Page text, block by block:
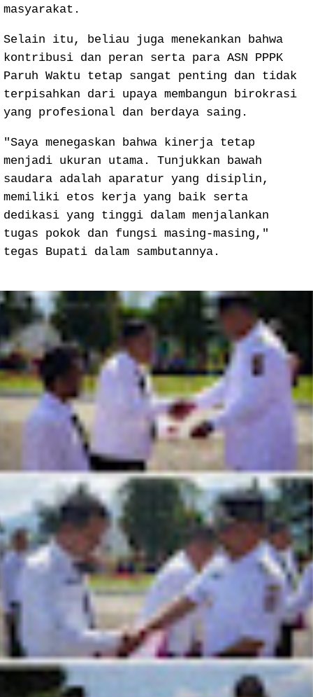
masyarakat.
Selain itu, beliau juga menekankan bahwa
kontribusi dan peran serta para ASN PPPK
Paruh Waktu tetap sangat penting dan tidak
terpisahkan dari upaya membangun birokrasi
yang profesional dan berdaya saing.
"Saya menegaskan bahwa kinerja tetap
menjadi ukuran utama. Tunjukkan bawah
saudara adalah aparatur yang disiplin,
memiliki etos kerja yang baik serta
dedikasi yang tinggi dalam menjalankan
tugas pokok dan fungsi masing-masing,"
tegas Bupati dalam sambutannya.